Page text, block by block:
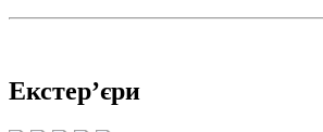
Екстер’єри